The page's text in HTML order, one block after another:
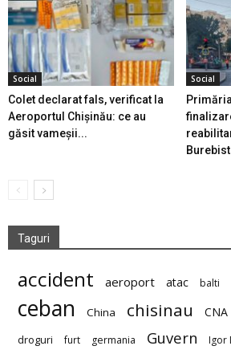
Social
Colet declarat fals, verificat la
Aeroportul Chișinău: ce au
găsit vameșii...
Social
Taguri
accident aeroport atac balti
ceban China chisinau CNA
droguri furt germania Guvern Igor